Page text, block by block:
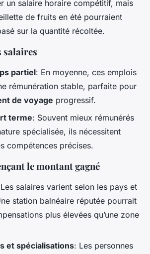
un salaire horaire compétitif, mais
de fruits en été pourraient
sur la quantité récoltée.
salaires
partiel: En moyenne, ces emplois
rémunération stable, parfaite pour
de voyage progressif.
terme: Souvent mieux rémunérés
spécialisée, ils nécessitent
compétences précises.
le montant gagné
salaires varient selon les pays et
station balnéaire réputée pourrait
plus élevées qu’une zone
et spécialisations: Les personnes